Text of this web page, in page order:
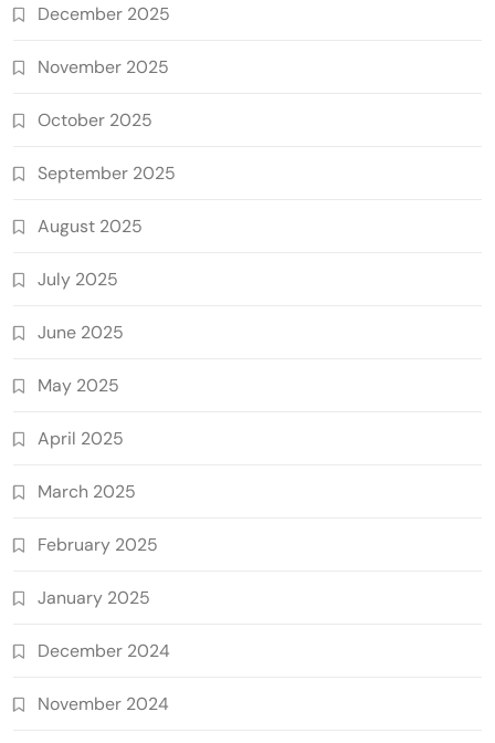
December 2025
November 2025
October 2025
September 2025
August 2025
July 2025
June 2025
May 2025
April 2025
March 2025
February 2025
January 2025
December 2024
November 2024